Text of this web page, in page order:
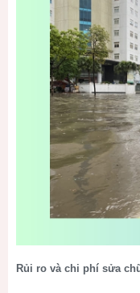
Rủi ro và chi phí sửa